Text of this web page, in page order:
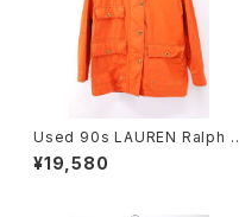
Used 90s LAUREN Ralph L
auren Blaze Orange Middl
e Jacket Size S 相当 古着
¥19,580